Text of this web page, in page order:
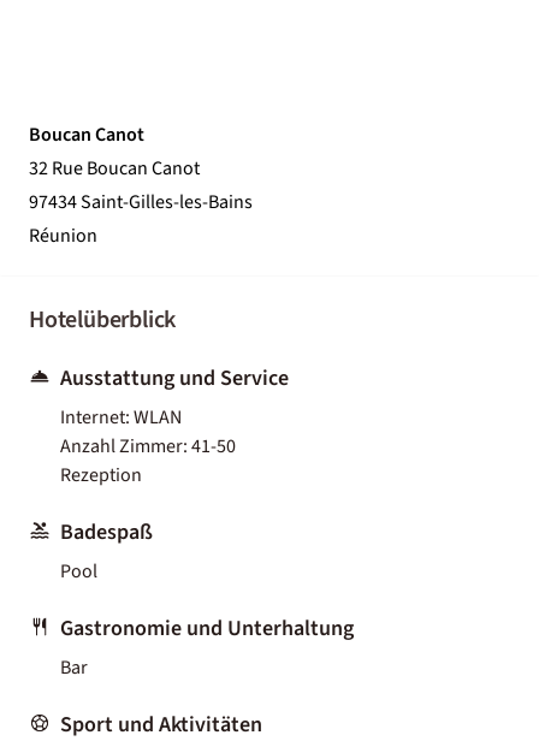
Boucan Canot
32 Rue Boucan Canot
97434 Saint-Gilles-les-Bains
Réunion
Hotelüberblick
Ausstattung und Service
Internet: WLAN
Anzahl Zimmer: 41-50
Rezeption
Badespaß
Pool
Gastronomie und Unterhaltung
Bar
Sport und Aktivitäten